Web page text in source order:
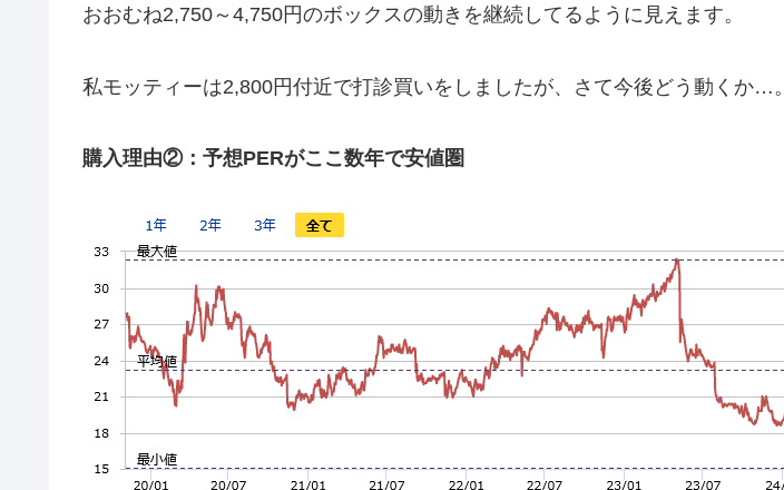
おおむね2,750～4,750円のボックスの動きを継続してるように見えます。
私モッティーは2,800円付近で打診買いをしましたが、さて今後どう動くか…。
購入理由②：予想PERがここ数年で安値圏